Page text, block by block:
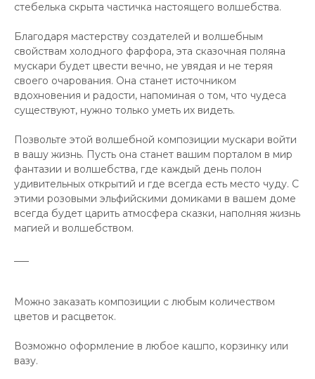
стебелька скрыта частичка настоящего волшебства.
Благодаря мастерству создателей и волшебным
свойствам холодного фарфора, эта сказочная поляна
мускари будет цвести вечно, не увядая и не теряя
своего очарования. Она станет источником
вдохновения и радости, напоминая о том, что чудеса
существуют, нужно только уметь их видеть.
Позвольте этой волшебной композиции мускари войти
в вашу жизнь. Пусть она станет вашим порталом в мир
фантазии и волшебства, где каждый день полон
удивительных открытий и где всегда есть место чуду. С
этими розовыми эльфийскими домиками в вашем доме
всегда будет царить атмосфера сказки, наполняя жизнь
магией и волшебством.
Можно заказать композиции с любым количеством
цветов и расцветок.
Возможно оформление в любое кашпо, корзинку или
вазу.